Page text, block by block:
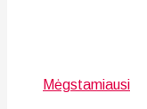
Mėgstamiausi